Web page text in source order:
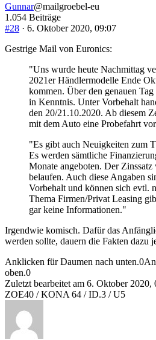
Gunnar@mailgroebel-eu
1.054 Beiträge
#28 · 6. Oktober 2020, 09:07
Gestrige Mail von Euronics:
"Uns wurde heute Nachmittag
2021er Händlermodelle Ende
kommen. Über den genauen
in Kenntnis. Unter Vorbehalt
den 20/21.10.2020. Ab diesem
mit dem Auto eine Probefahrt
"Es gibt auch Neuigkeiten zum
Es werden sämtliche
Monate angeboten. Der
belaufen. Auch diese Angaben
Vorbehalt und können sich evtl.
Thema Firmen/Privat Leasing
gar keine Informationen."
Irgendwie komisch. Dafür das
werden sollte, dauern die Fakten dazu
Anklicken für Daumen nach unten.0
oben.0
Zuletzt bearbeitet am 6. Oktober 2020,
ZOE40 / KONA 64 / ID.3 / U5